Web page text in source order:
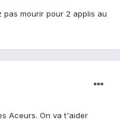
pas mourir pour 2 applis au
Aceurs. On va t'aider